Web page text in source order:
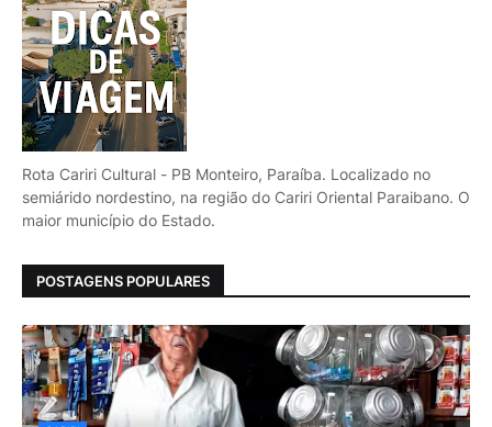
Rota Cariri Cultural - PB Monteiro, Paraíba. Localizado no
semiárido nordestino, na região do Cariri Oriental Paraibano. O
maior município do Estado.
POSTAGENS POPULARES